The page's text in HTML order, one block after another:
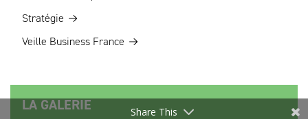
Stratégie
Veille Business France
LA GALERIE Share This